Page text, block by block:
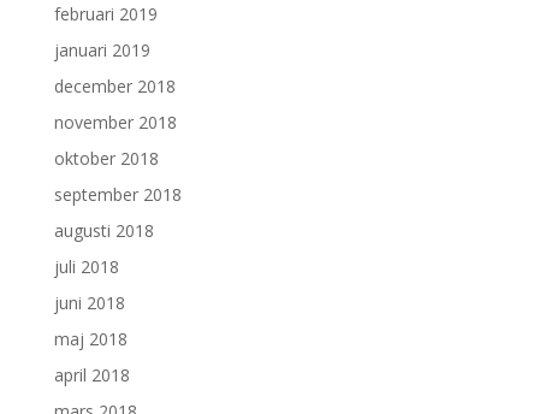
februari 2019
januari 2019
december 2018
november 2018
oktober 2018
september 2018
augusti 2018
juli 2018
juni 2018
maj 2018
april 2018